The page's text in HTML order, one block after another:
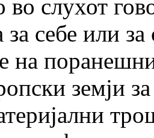
во слухот
за себе или
на
земји